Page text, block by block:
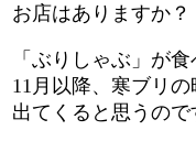
お店はありますか？
「ぶりしゃぶ」が
11月以降、寒ブリ
出てくると思うので